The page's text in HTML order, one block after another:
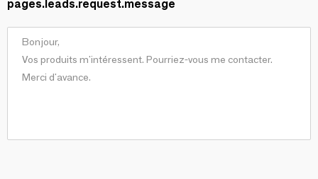
pages.leads.request.message